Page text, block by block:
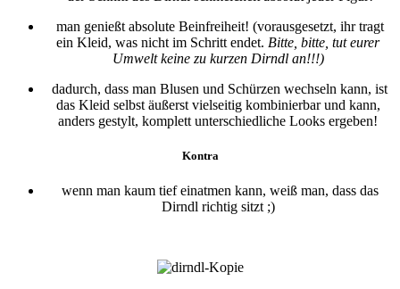
man genießt absolute Beinfreiheit! (vorausgesetzt, ihr tragt
ein Kleid, was nicht im Schritt endet. Bitte, bitte, tut eurer
Umwelt keine zu kurzen Dirndl an!!!)
dadurch, dass man Blusen und Schürzen wechseln kann, ist
das Kleid selbst äußerst vielseitig kombinierbar und kann,
anders gestylt, komplett unterschiedliche Looks ergeben!
Kontra
wenn man kaum tief einatmen kann, weiß man, dass das
Dirndl richtig sitzt ;)